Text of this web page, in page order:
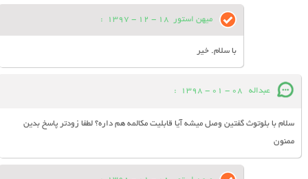
میهن استور 18 - 12 - 1397
:
با سلام. خیر
عبداله 08 - 01 - 1398
:
سلام با بلوتوث گفتین وصل میشه آیا قابلیت مکالمه هم داره؟ لطفا زودتر پاسخ بدین
ممنون